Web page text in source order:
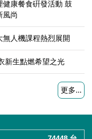
健康餐食硏發活動 鼓
風尚
人機課程熱烈展開
新生點燃希望之光
更多...